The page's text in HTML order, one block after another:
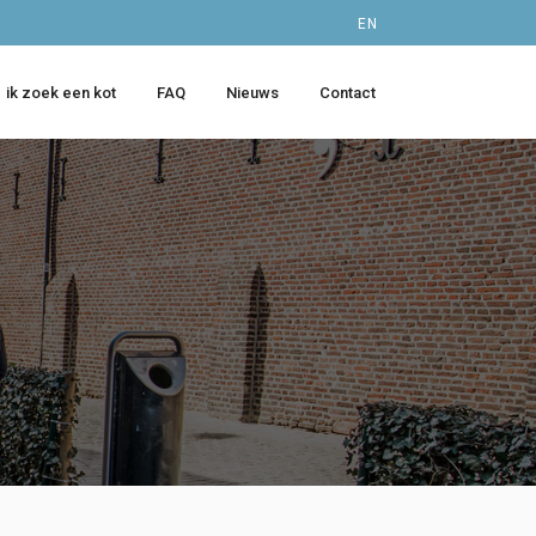
EN
ik zoek een kot FAQ Nieuws Contact